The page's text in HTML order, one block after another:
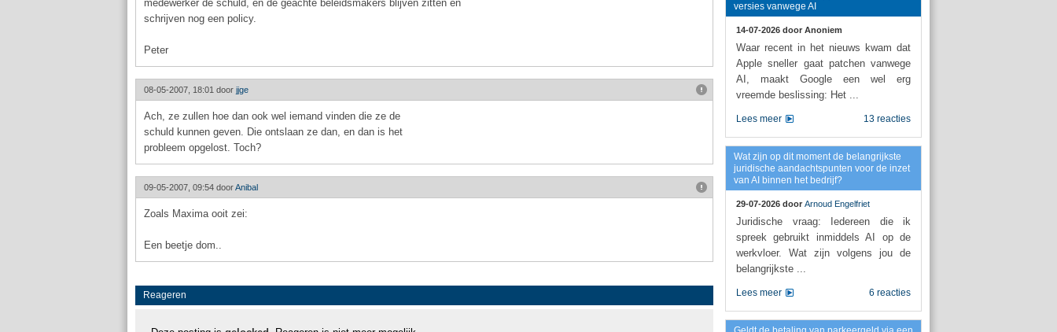
medewerker de schuld, en de geachte beleidsmakers blijven zitten en
schrijven nog een policy.
Peter
08-05-2007, 18:01 door jjge
Ach, ze zullen hoe dan ook wel iemand vinden die ze de
schuld kunnen geven. Die ontslaan ze dan, en dan is het
probleem opgelost. Toch?
09-05-2007, 09:54 doorAnibal
Zoals Maxima ooit zei:
Een beetje dom..
Reageren
versies vanwege AI
14-07-2026 door Anoniem
Waar recent in het nieuws kwam dat
Apple sneller gaat patchen vanwege
AI, maakt Google een wel erg
vreemde beslissing: Het ...
13 reacties
Lees meer
Wat zijn op dit moment de belangrijkste
juridische aandachtspunten voor de inzet
van AI binnen het bedrijf?
29-07-2026 door Arnoud Engelfriet
Juridische vraag: Iedereen die ik
spreek gebruikt inmiddels AI op de
werkvloer. Wat zijn volgens jou de
belangrijkste ...
6 reacties
Lees meer